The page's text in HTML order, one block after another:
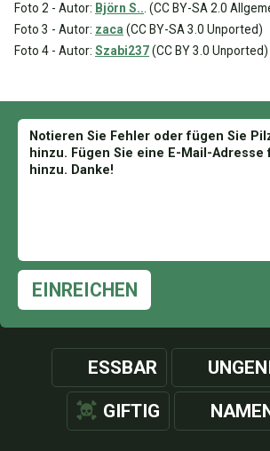
Foto 2 - Autor: Björn S.. . (CC BY-SA 2.0
Foto 3 - Autor: zaca (CC BY-SA 3.0 Unported)
Foto 4 - Autor: Szabi237(CC BY 3.0 Unported)
EINREICHEN
ESSBAR
GIFTIG